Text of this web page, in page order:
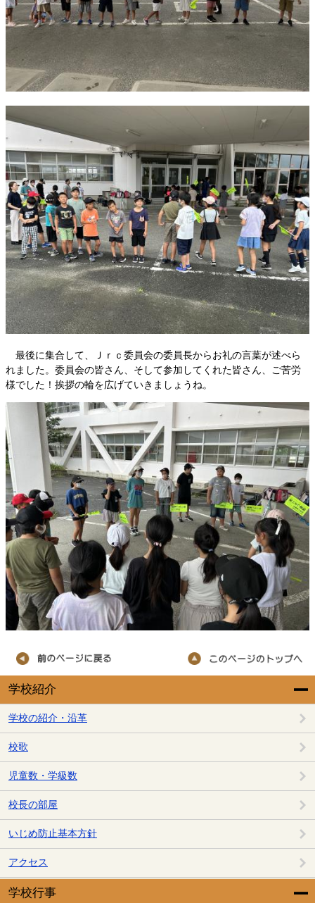
学校紹介
学校の紹介・沿革
校歌
児童数・学級数
校長の部屋
いじめ防止基本方針
アクセス
学校行事
最後に集合して、Ｊｒｃ委員会の委員長からお礼の言葉が述べら
れました。委員会の皆さん、そして参加してくれた皆さん、ご苦労
様でした！挨拶の輪を広げていきましょうね。